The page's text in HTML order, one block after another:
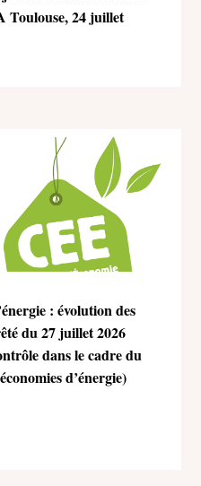
Toulouse, 24 juillet
: évolution des
du 27 juillet 2026
dans le cadre du
d’énergie)